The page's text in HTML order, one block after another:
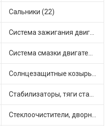
Сальники (22)
Система зажигания двигателя (5)
Система смазки двигателя (8)
Солнцезащитные козырьки для салона автомобиля (1)
Стабилизаторы, тяги стабилизатора, стойки стабилиз (5)
Стеклоочистители, дворники (2)